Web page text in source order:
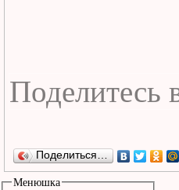
Поделиться…
Менюшка